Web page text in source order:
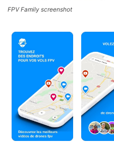
FPV Family screenshot